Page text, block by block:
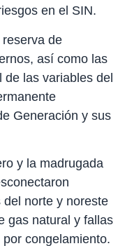
en el SIN.
de
así como las
de las variables del
Generación y sus
y la madrugada
norte y noreste
gas natural y fallas
congelamiento.